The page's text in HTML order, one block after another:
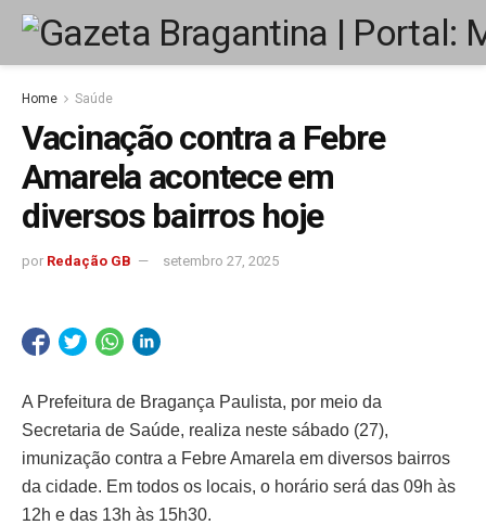
Home Saúde
Vacinação contra a Febre
Amarela acontece em
diversos bairros hoje
por Redação GB setembro 27, 2025
A Prefeitura de Bragança Paulista, por meio da
Secretaria de Saúde, realiza neste sábado (27),
imunização contra a Febre Amarela em diversos bairros
da cidade. Em todos os locais, o horário será das 09h às
12h e das 13h às 15h30.